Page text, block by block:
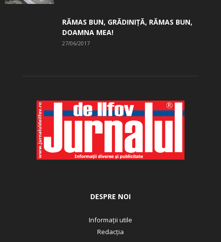
RĂMAS BUN, GRĂDINIŢĂ, ­RĂMAS BUN,
DOAMNA MEA!
27/06/2017
DESPRE NOI
Informații utile
Redacția